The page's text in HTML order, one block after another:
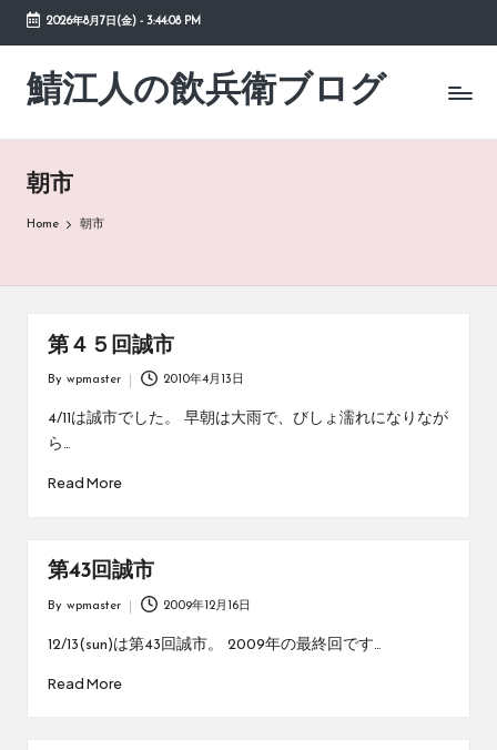
Skip
content
2026年8月7日(金)- 3:44:08 PM
鯖江人の飲兵衛ブログ
日々
の
草
朝市
Home 朝市
第４５回誠市
by
By wpmaster 2010年4月13日
4/11は誠市でした。 早朝は大雨で、びしょ濡れになりなが
ら…
Read More
第43回誠市
by
By wpmaster 2009年12月16日
12/13(sun)は第43回誠市。 2009年の最終回です…
Read More